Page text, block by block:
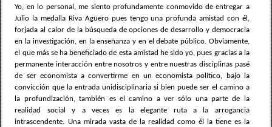
Yo, en lo personal, me siento profundamente conmovido de entregar a
Julio la medalla Riva Agüero pues tengo una profunda amistad con él,
forjada al calor de la búsqueda de opciones de desarrollo y democracia
en la investigación, en la enseñanza y en el debate público. Obviamente,
el que más se ha beneficiado de esta amistad he sido yo, pues gracias a la
permanente interacción entre nosotros y entre nuestras disciplinas pasé
de ser economista a convertirme en un economista político, bajo la
convicción que la entrada unidisciplinaria si bien puede ser el camino a
la profundización, también es el camino a ver sólo una parte de la
realidad social y a veces es la elegante ruta a la arrogancia
intrascendente. Una mirada vasta de la realidad como él la tiene es la